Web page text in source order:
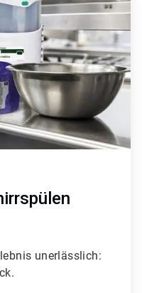
unerlässlich: